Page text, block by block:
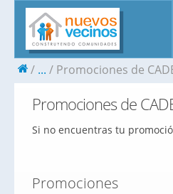
... Promociones de
Promociones de
Si no encuentras tu
Promociones